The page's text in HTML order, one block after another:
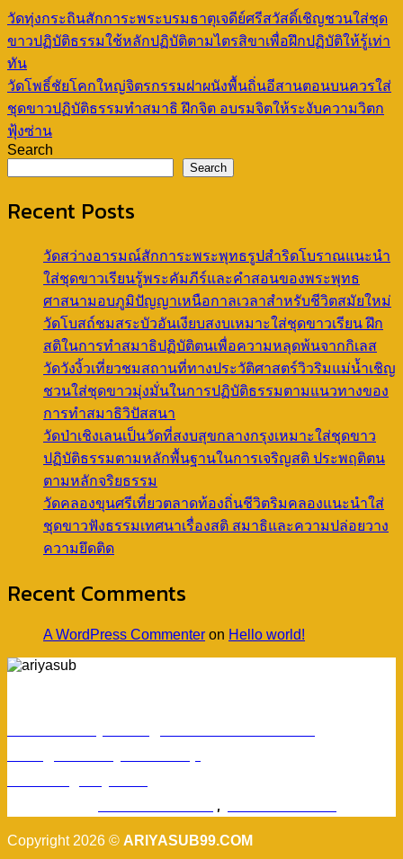
วัดทุ่งกระถินสักการะพระบรมธาตุเจดีย์ศรีสวัสดิ์เชิญชวนใส่ชุด
ขาวปฏิบัติธรรมใช้หลักปฏิบัติตามไตรสิขาเพื่อฝึกปฏิบัติให้รู้เท่า
ทัน
วัดโพธิ์ชัยโคกใหญ่จิตรกรรมฝาผนังพื้นถิ่นอีสานตอนบนควรใส่
ชุดขาวปฏิบัติธรรมทำสมาธิ ฝึกจิต อบรมจิตให้ระงับความวิตก
ฟุ้งซ่าน
Search
Search
Recent Posts
วัดสว่างอารมณ์สักการะพระพุทธรูปสำริดโบราณแนะนำ
ใส่ชุดขาวเรียนรู้พระคัมภีร์และคำสอนของพระพุทธ
ศาสนามอบภูมิปัญญาเหนือกาลเวลาสำหรับชีวิตสมัยใหม่
วัดโบสถ์ชมสระบัวอันเงียบสงบเหมาะใส่ชุดขาวเรียน ฝึก
สติในการทำสมาธิปฏิบัติตนเพื่อความหลุดพ้นจากกิเลส
วัดวังงิ้วเที่ยวชมสถานที่ทางประวัติศาสตร์วิวริมแม่น้ำเชิญ
ชวนใส่ชุดขาวมุ่งมั่นในการปฏิบัติธรรมตามแนวทางของ
การทำสมาธิวิปัสสนา
วัดป่าเชิงเลนเป็นวัดที่สงบสุขกลางกรุงเหมาะใส่ชุดขาว
ปฏิบัติธรรมตามหลักพื้นฐานในการเจริญสติ ประพฤติตน
ตามหลักจริยธรรม
วัดคลองขุนศรีเที่ยวตลาดท้องถิ่นชีวิตริมคลองแนะนำใส่
ชุดขาวฟังธรรมเทศนาเรื่องสติ สมาธิและความปล่อยวาง
ความยึดติด
Recent Comments
A WordPress Commenter on Hello world!
,
Copyright 2026 © ARIYASUB99.COM